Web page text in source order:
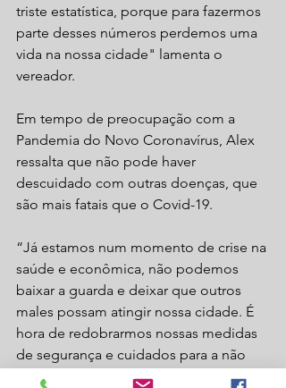
triste estatística, porque para fazermos
parte desses números perdemos uma
vida na nossa cidade" lamenta o
vereador.
Em tempo de preocupação com a
Pandemia do Novo Coronavírus, Alex
ressalta que não pode haver
descuidado com outras doenças, que
são mais fatais que o Covid-19.
“Já estamos num momento de crise na
saúde e econômica, não podemos
baixar a guarda e deixar que outros
males possam atingir nossa cidade. É
hora de redobrarmos nossas medidas
de segurança e cuidados para a não
termos mais vítimas no nosso